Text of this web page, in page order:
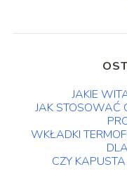
JAKIE
JAK STOSOWAĆ
WKŁADKI
CZY